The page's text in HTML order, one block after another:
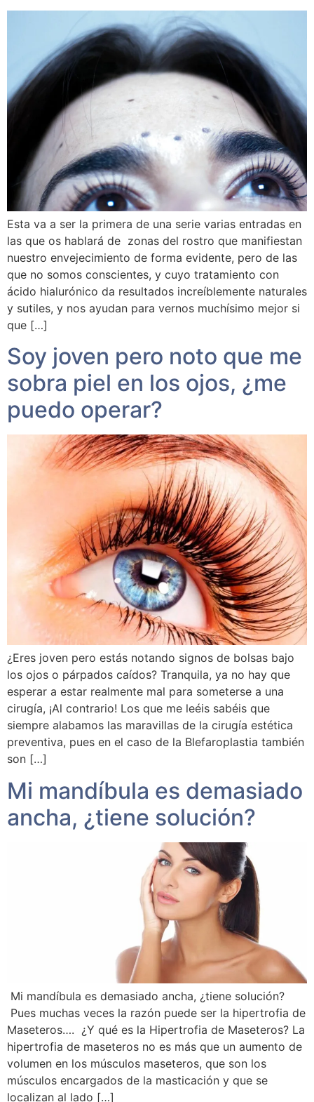
Esta va a ser la primera de una serie varias entradas en
las que os hablará de zonas del rostro que manifiestan
nuestro envejecimiento de forma evidente, pero de las
que no somos conscientes, y cuyo tratamiento con
ácido hialurónico da resultados increíblemente naturales
y sutiles, y nos ayudan para vernos muchísimo mejor si
que […]
Soy joven pero noto que me
sobra piel en los ojos, ¿me
puedo operar?
¿Eres joven pero estás notando signos de bolsas bajo
los ojos o párpados caídos? Tranquila, ya no hay que
esperar a estar realmente mal para someterse a una
cirugía, ¡Al contrario! Los que me leéis sabéis que
siempre alabamos las maravillas de la cirugía estética
preventiva, pues en el caso de la Blefaroplastia también
son […]
Mi mandíbula es demasiado
ancha, ¿tiene solución?
Mi mandíbula es demasiado ancha, ¿tiene solución?
Pues muchas veces la razón puede ser la hipertrofia de
Maseteros…. ¿Y qué es la Hipertrofia de Maseteros? La
hipertrofia de maseteros no es más que un aumento de
volumen en los músculos maseteros, que son los
músculos encargados de la masticación y que se
localizan al lado […]